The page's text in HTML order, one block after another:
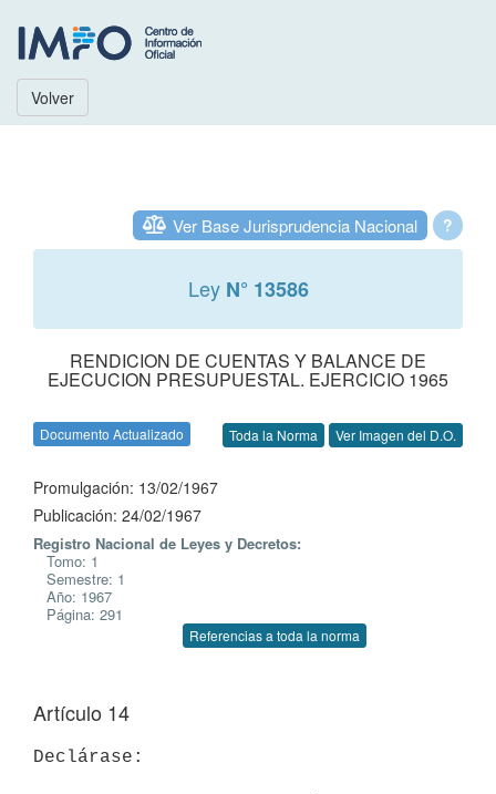
Volver
?
Ver Base Jurisprudencia Nacional
Ley N° 13586
RENDICION DE CUENTAS Y BALANCE DE
EJECUCION PRESUPUESTAL. EJERCICIO 1965
Documento Actualizado Toda la Norma Ver Imagen del D.O.
Promulgación: 13/02/1967
Publicación: 24/02/1967
Registro Nacional de Leyes y Decretos:
Tomo: 1
Semestre: 1
Año: 1967
Página: 291
Referencias a toda la norma
Artículo 14
Declárase: